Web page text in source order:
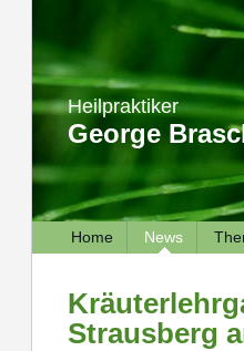
Heilpraktiker
George
Home News
Strausberg